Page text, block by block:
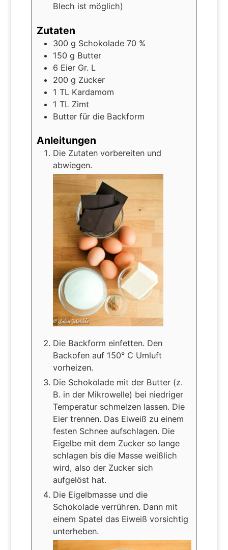
Blech ist möglich)
Zutaten
300 g Schokolade 70 %
150 g Butter
6 Eier Gr. L
200 g Zucker
1 TL Kardamom
1 TL Zimt
Butter für die Backform
Anleitungen
Die Zutaten vorbereiten und
abwiegen.
Die Backform einfetten. Den
Backofen auf 150° C Umluft
vorheizen.
Die Schokolade mit der Butter (z.
B. in der Mikrowelle) bei niedriger
Temperatur schmelzen lassen. Die
Eier trennen. Das Eiweiß zu einem
festen Schnee aufschlagen. Die
Eigelbe mit dem Zucker so lange
schlagen bis die Masse weißlich
wird, also der Zucker sich
aufgelöst hat.
Die Eigelbmasse und die
Schokolade verrühren. Dann mit
einem Spatel das Eiweiß vorsichtig
unterheben.